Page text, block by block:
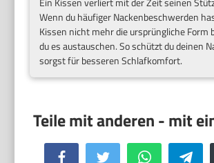
Wenn du häufiger Nackenbeschwerden
Kissen nicht mehr die ursprüngliche Form
du es austauschen. So schützt du deinen
sorgst für besseren Schlafkomfort.
Facebook Twitter WhatsApp